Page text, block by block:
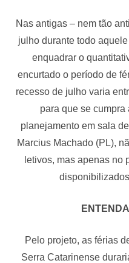
Nas antigas – nem tão
julho durante todo
enquadrar o
encurtado o período de
recesso de julho varia
para que se
planejamento em sala
Marcius Machado (PL),
letivos, mas apenas no
Pelo projeto, as férias
Serra Catarinense